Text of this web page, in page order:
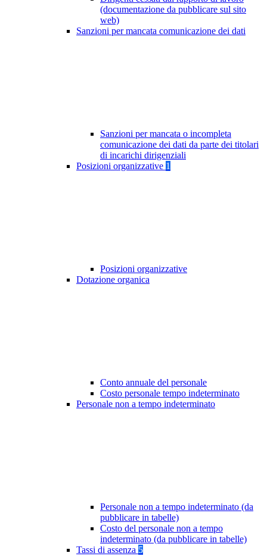
(documentazione da pubblicare sul sito
web)
Sanzioni per mancata comunicazione dei dati
Sanzioni per mancata o incompleta
comunicazione dei dati da parte dei titolari
di incarichi dirigenziali
Posizioni organizzative 1
Posizioni organizzative
Dotazione organica
Conto annuale del personale
Costo personale tempo indeterminato
Personale non a tempo indeterminato
Personale non a tempo indeterminato (da
pubblicare in tabelle)
Costo del personale non a tempo
indeterminato (da pubblicare in tabelle)
Tassi di assenza 5